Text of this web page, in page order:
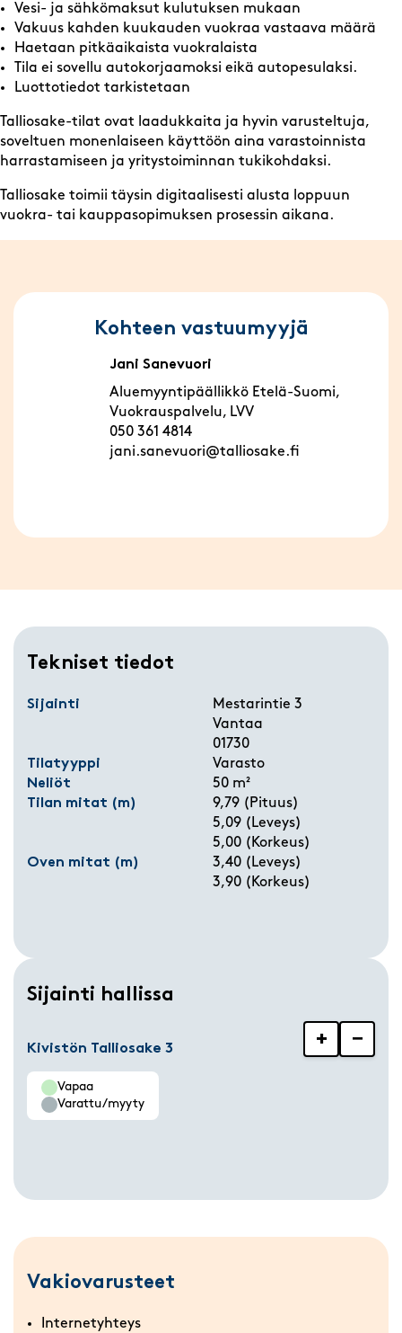
Vesi- ja sähkömaksut kulutuksen mukaan
Vakuus kahden kuukauden vuokraa vastaava määrä
Haetaan pitkäaikaista vuokralaista
Tila ei sovellu autokorjaamoksi eikä autopesulaksi.
Luottotiedot tarkistetaan
Talliosake-tilat ovat laadukkaita ja hyvin varusteltuja,
soveltuen monenlaiseen käyttöön aina varastoinnista
harrastamiseen ja yritystoiminnan tukikohdaksi.
Talliosake toimii täysin digitaalisesti alusta loppuun
vuokra- tai kauppasopimuksen prosessin aikana.
Kohteen vastuumyyjä
Jani Sanevuori
Aluemyyntipäällikkö Etelä-Suomi,
Vuokrauspalvelu, LVV
050 361 4814
jani.sanevuori@talliosake.fi
Tekniset tiedot
Sijainti
Mestarintie 3
Vantaa
01730
Tilatyyppi
Varasto
Neliöt
50 m²
Tilan mitat (m)
9,79 (Pituus)
5,09 (Leveys)
5,00 (Korkeus)
Oven mitat (m)
3,40 (Leveys)
3,90 (Korkeus)
Sijainti hallissa
Kivistön Talliosake 3 + −
Vapaa
Varattu/myyty
Vakiovarusteet
Internetyhteys